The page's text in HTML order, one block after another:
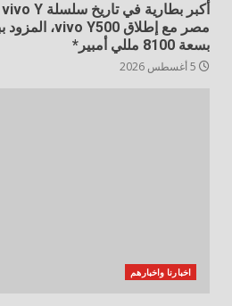
بسعة 8100 مللي أمبير*
اخبارنا واخبارهم